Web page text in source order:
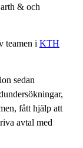
& och
teamen i KTH
sedan
fått hjälp att
avtal med